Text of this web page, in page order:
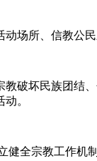
场所、信教公
教破坏民族团结
。
健全宗教工作机